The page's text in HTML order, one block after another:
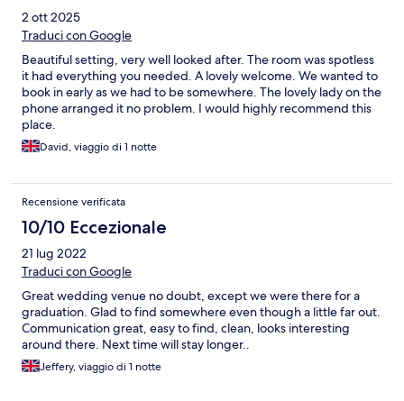
2 ott 2025
Traduci con Google
Beautiful setting, very well looked after. The room was spotless
it had everything you needed. A lovely welcome. We wanted to
book in early as we had to be somewhere. The lovely lady on the
phone arranged it no problem. I would highly recommend this
place.
David, viaggio di 1 notte
Recensione verificata
10/10 Eccezionale
21 lug 2022
Traduci con Google
Great wedding venue no doubt, except we were there for a
graduation. Glad to find somewhere even though a little far out.
Communication great, easy to find, clean, looks interesting
around there. Next time will stay longer..
Jeffery, viaggio di 1 notte